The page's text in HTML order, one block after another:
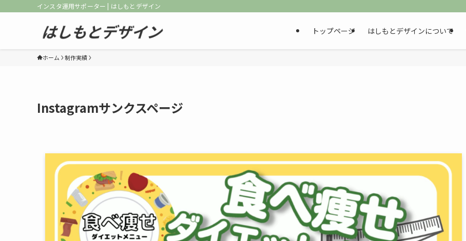
インスタ運用サポーター | はしもとデザイン
トップページ はしもとデザインについて
ホーム 制作実績
Instagramサンクスページ